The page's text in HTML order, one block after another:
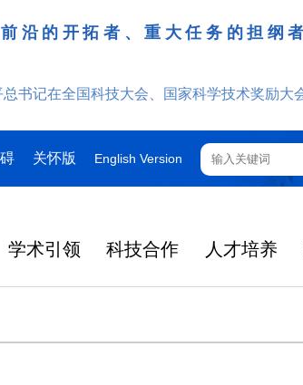
沿的开拓者、重大任务的担纲
书记在全国科技大会、国家科学技术奖励大
关怀版 English Version
学术引领 科技合作 人才培养